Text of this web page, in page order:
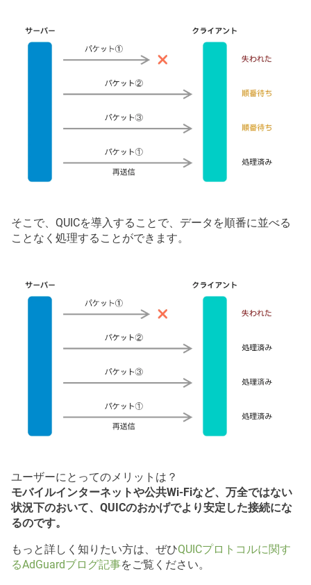
そこで、QUICを導入することで、データを順番に並べる
ことなく処理することができます。
ユーザーにとってのメリットは？
モバイルインターネットや公共Wi-Fiなど、万全ではない
状況下のおいて、QUICのおかげでより安定した接続にな
るのです。
もっと詳しく知りたい方は、ぜひQUICプロトコルに関す
るAdGuardブログ記事をご覧ください。